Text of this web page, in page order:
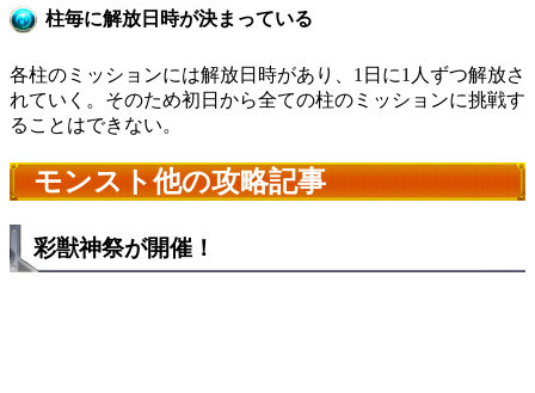
柱毎に解放日時が決まっている
各柱のミッションには解放日時があり、1日に1人ずつ解放さ
れていく。そのため初日から全ての柱のミッションに挑戦す
ることはできない。
モンスト他の攻略記事
彩獣神祭が開催！